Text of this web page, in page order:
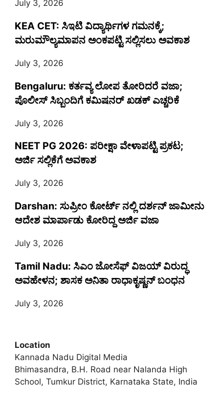
July 3, 2026
KEA CET: ಸಿಇಟಿ ವಿದ್ಯಾರ್ಥಿಗಳ ಗಮನಕ್ಕೆ;
ಮರುಮೌಲ್ಯಮಾಪನ ಅಂಕಪಟ್ಟಿ ಸಲ್ಲಿಸಲು ಅವಕಾಶ
July 3, 2026
Bengaluru: ಕರ್ತವ್ಯ ಲೋಪ ತೋರಿದರೆ ವಜಾ;
ಪೊಲೀಸ್ ಸಿಬ್ಬಂದಿಗೆ ಕಮಿಷನರ್ ಖಡಕ್ ಎಚ್ಚರಿಕೆ
July 3, 2026
NEET PG 2026: ಪರೀಕ್ಷಾ ವೇಳಾಪಟ್ಟಿ ಪ್ರಕಟ;
ಅರ್ಜಿ ಸಲ್ಲಿಕೆಗೆ ಅವಕಾಶ
July 3, 2026
Darshan: ಸುಪ್ರೀಂ ಕೋರ್ಟ್ ನಲ್ಲಿ ದರ್ಶನ್ ಜಾಮೀನು
ಆದೇಶ ಮಾರ್ಪಾಡು ಕೋರಿದ್ದ ಅರ್ಜಿ ವಜಾ
July 3, 2026
Tamil Nadu: ಸಿಎಂ ಜೋಸೆಫ್ ವಿಜಯ್ ವಿರುದ್ಧ
ಅವಹೇಳನ; ಶಾಸಕ ಅನಿತಾ ರಾಧಾಕೃಷ್ಣನ್ ಬಂಧನ
July 3, 2026
Location
Kannada Nadu Digital Media
Bhimasandra, B.H. Road near Nalanda High
School, Tumkur District, Karnataka State, India